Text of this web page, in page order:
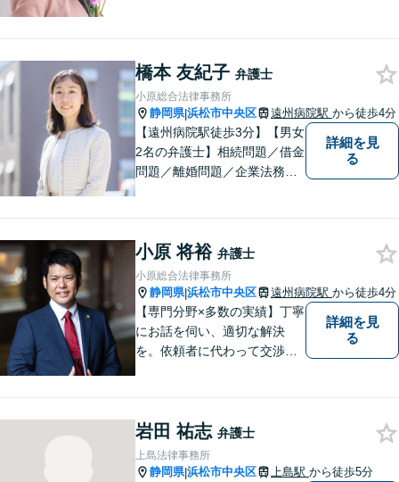
橋本 友紀子 弁護士
小原総合法律事務所
静岡県|浜松市中央区 遠州病院駅 から徒歩4分
【遠州病院駅徒歩3分】【男女
2名の弁護士】相続問題／借金
問題／離婚問題／企業法務な
詳細を見
る
小原 将裕 弁護士
小原総合法律事務所
静岡県|浜松市中央区 遠州病院駅 から徒歩4分
【専門分野×多数の実績】丁寧
にお話を伺い、適切な解決
を。依頼者に代わって交渉・
法律事務所】
詳細を見
る
岩田 祐志 弁護士
上島法律事務所
静岡県|浜松市中央区 上島駅 から徒歩5分